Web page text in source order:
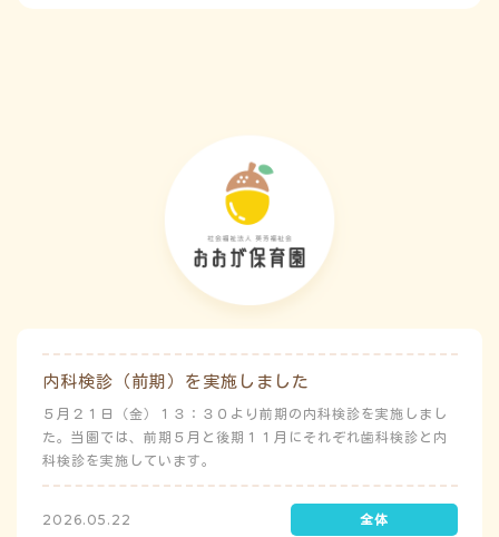
内科検診（前期）を実施しました
５月２１日（金）１３：３０より前期の内科検診を実施しまし
た。当園では、前期５月と後期１１月にそれぞれ歯科検診と内
科検診を実施しています。
2026.05.22